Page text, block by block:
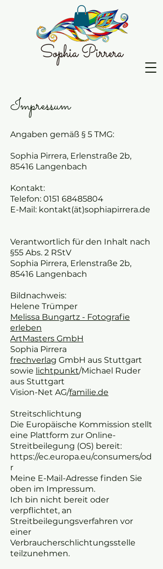
Impressum
Angaben gemäß § 5 TMG:
Sophia Pirrera, Erlenstraße 2b,
85416 Langenbach
Kontakt:
Telefon: 0151 68485804
E-Mail: kontakt(ät)sophiapirrera.de
Verantwortlich für den Inhalt nach
§55 Abs. 2 RStV
Sophia Pirrera, Erlenstraße 2b,
85416 Langenbach
Bildnachweis:
Helene Trümper
Melissa Bungartz - Fotografie
erleben
ArtMasters GmbH
Sophia Pirrera
frechverlag GmbH aus Stuttgart
sowie lichtpunkt/Michael Ruder
aus Stuttgart
Vision-Net AG/familie.de
Streitschlichtung
Die Europäische Kommission stellt
eine Plattform zur Online-
Streitbeilegung (OS) bereit:
https://ec.europa.eu/consumers/od
r
Meine E-Mail-Adresse finden Sie
oben im Impressum.
Ich bin nicht bereit oder
verpflichtet, an
Streitbeilegungsverfahren vor
einer
Verbraucherschlichtungsstelle
teilzunehmen.